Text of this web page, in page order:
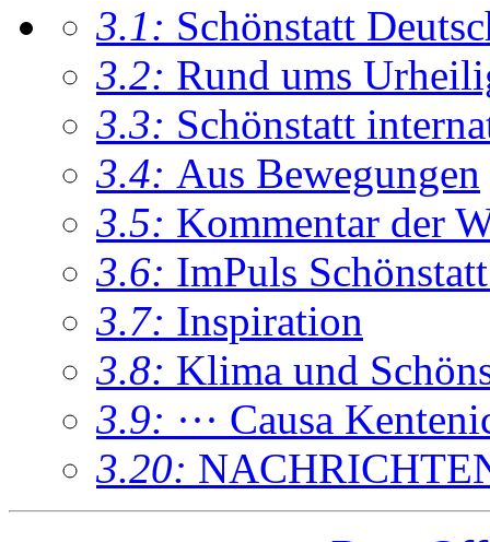
3.1: Schönstatt
3.2: Rund ums
3.3: Schönstatt
3.4: Aus Bewegungen
3.5: Kommentar der
3.6: ImPuls
3.7: Inspiration
3.8: Klima und
3.9: ··· Causa
3.20: